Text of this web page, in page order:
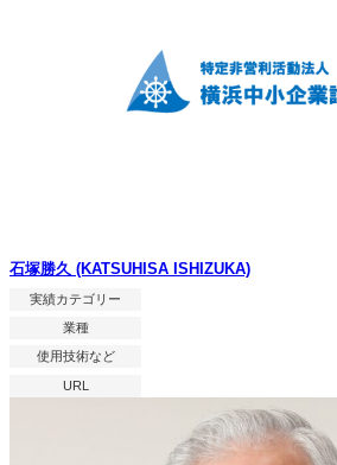
石塚勝久 (KATSUHISA ISHIZUKA)
実績カテゴリー
業種
使用技術など
URL